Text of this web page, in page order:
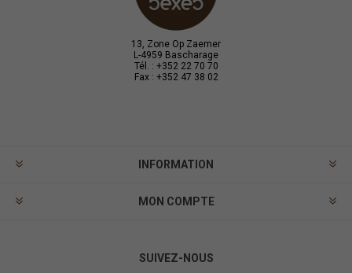
13, Zone Op Zaemer
L-4959 Bascharage
Tél. : +352 22 70 70
Fax : +352 47 38 02
INFORMATION
MON COMPTE
SUIVEZ-NOUS